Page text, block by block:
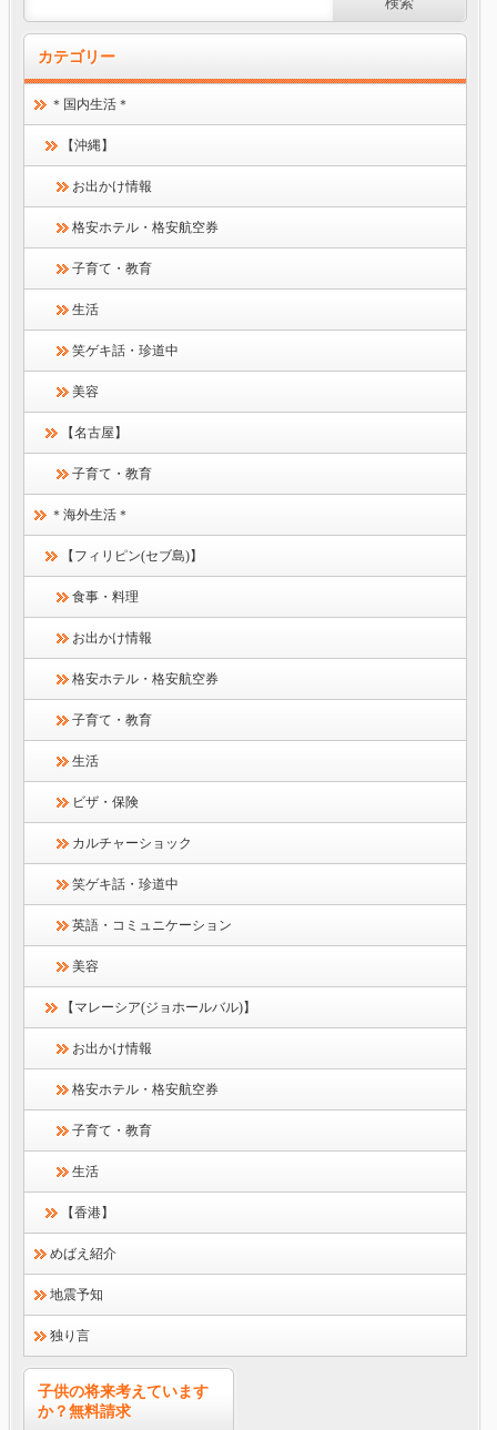
カテゴリー
＊国内生活＊
【沖縄】
お出かけ情報
格安ホテル・格安航空券
子育て・教育
生活
笑ゲキ話・珍道中
美容
【名古屋】
子育て・教育
＊海外生活＊
【フィリピン(セブ島)】
食事・料理
お出かけ情報
格安ホテル・格安航空券
子育て・教育
生活
ビザ・保険
カルチャーショック
笑ゲキ話・珍道中
英語・コミュニケーション
美容
【マレーシア(ジョホールバル)】
お出かけ情報
格安ホテル・格安航空券
子育て・教育
生活
【香港】
めばえ紹介
地震予知
独り言
子供の将来考えています
か？無料請求